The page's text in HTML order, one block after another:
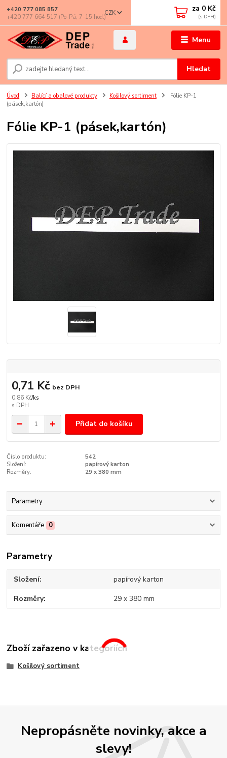
Menu
CZK
Hledat
+420 777 085 857
+420 777 664 517 (Po-Pá, 7-15 hod.)
za 0 Kč
Úvod Balící a obalové produkty Košilový sortiment
Fólie KP-1
(pásek,kartón)
Fólie KP-1 (pásek,kartón)
0,86 Kč/ks
0,71 Kč bez DPH
Přidat do košíku
Číslo produktu:
542
Složení:
papírový karton
Rozměry:
29 x 380 mm
Parametry
Komentáře 0
Parametry
Složení papírový karton
Rozměry 29 x 380 mm
Zboží zařazeno v kategoriích
Košilový sortiment
Nepropásněte novinky, akce a
slevy!